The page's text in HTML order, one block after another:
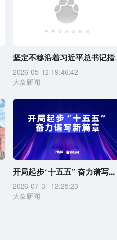
坚定不移沿着习近平总书记指
2026-05-12 19:46:42
大象新闻
开局起步“十五五” 奋力谱写...
2026-07-31 12:25:23
大象新闻